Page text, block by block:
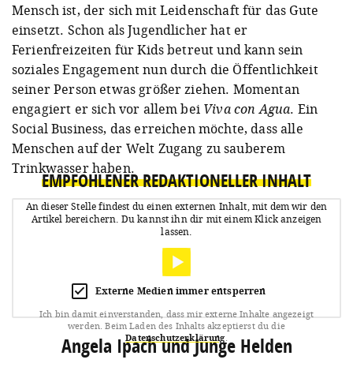
Mensch ist, der sich mit Leidenschaft für das Gute
einsetzt. Schon als Jugendlicher hat er
Ferienfreizeiten für Kids betreut und kann sein
soziales Engagement nun durch die Öffentlichkeit
seiner Person etwas größer ziehen. Momentan
engagiert er sich vor allem bei Viva con Agua. Ein
Social Business, das erreichen möchte, dass alle
Menschen auf der Welt Zugang zu sauberem
Trinkwasser haben.
EMPFOHLENER REDAKTIONELLER INHALT
An dieser Stelle findest du einen externen Inhalt, mit dem wir den
Artikel bereichern. Du kannst ihn dir mit einem Klick anzeigen
lassen.
Externe Medien immer entsperren
Ich bin damit einverstanden, dass mir externe Inhalte angezeigt
werden. Beim Laden des Inhalts akzeptierst du die
Datenschutzerklärung
Angela Ipach und Junge Helden